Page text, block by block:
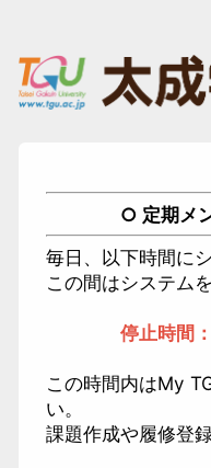
○ 定期メンテ
毎日、以下時間に
この間はシステム
停止時間
この時間内はMy
い。
課題作成や履修登